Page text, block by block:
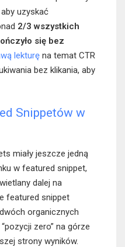
uzyskać
2/3 wszystkich
się bez
lekturę na temat CTR
bez klikania, aby
Snippetów w
miały jeszcze jedną
w featured snippet,
dalej na
featured snippet
organicznych
zero” na górze
strony wyników.